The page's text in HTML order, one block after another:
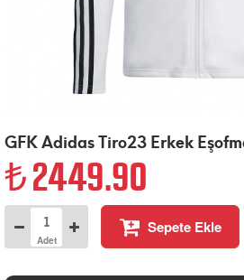
GFK Adidas Tiro23 Erkek
2449.90
Adet
Sepete Ekle